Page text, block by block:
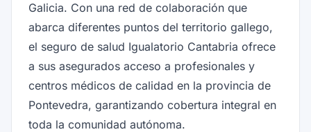
Galicia. Con una red de colaboración que
abarca diferentes puntos del territorio gallego,
el seguro de salud Igualatorio Cantabria ofrece
a sus asegurados acceso a profesionales y
centros médicos de calidad en la provincia de
Pontevedra, garantizando cobertura integral en
toda la comunidad autónoma.